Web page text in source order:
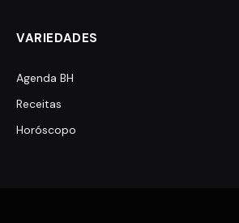
VARIEDADES
Agenda BH
Receitas
Horóscopo